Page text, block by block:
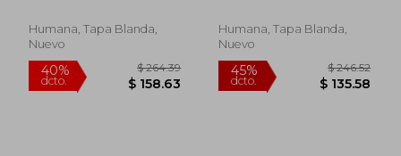
Humana, Tapa Blanda,
Nuevo
Humana, Tapa Blanda,
Nuevo